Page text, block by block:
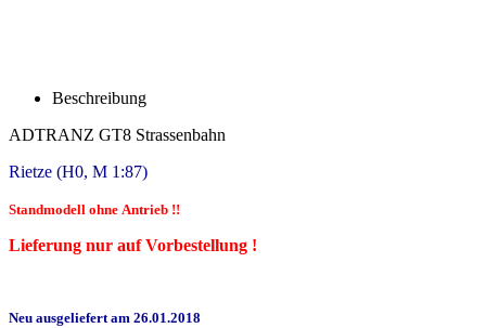
Beschreibung
ADTRANZ GT8 Strassenbahn
Rietze (H0, M 1:87)
Standmodell ohne Antrieb !!
Lieferung nur auf Vorbestellung !
Neu ausgeliefert am 26.01.2018